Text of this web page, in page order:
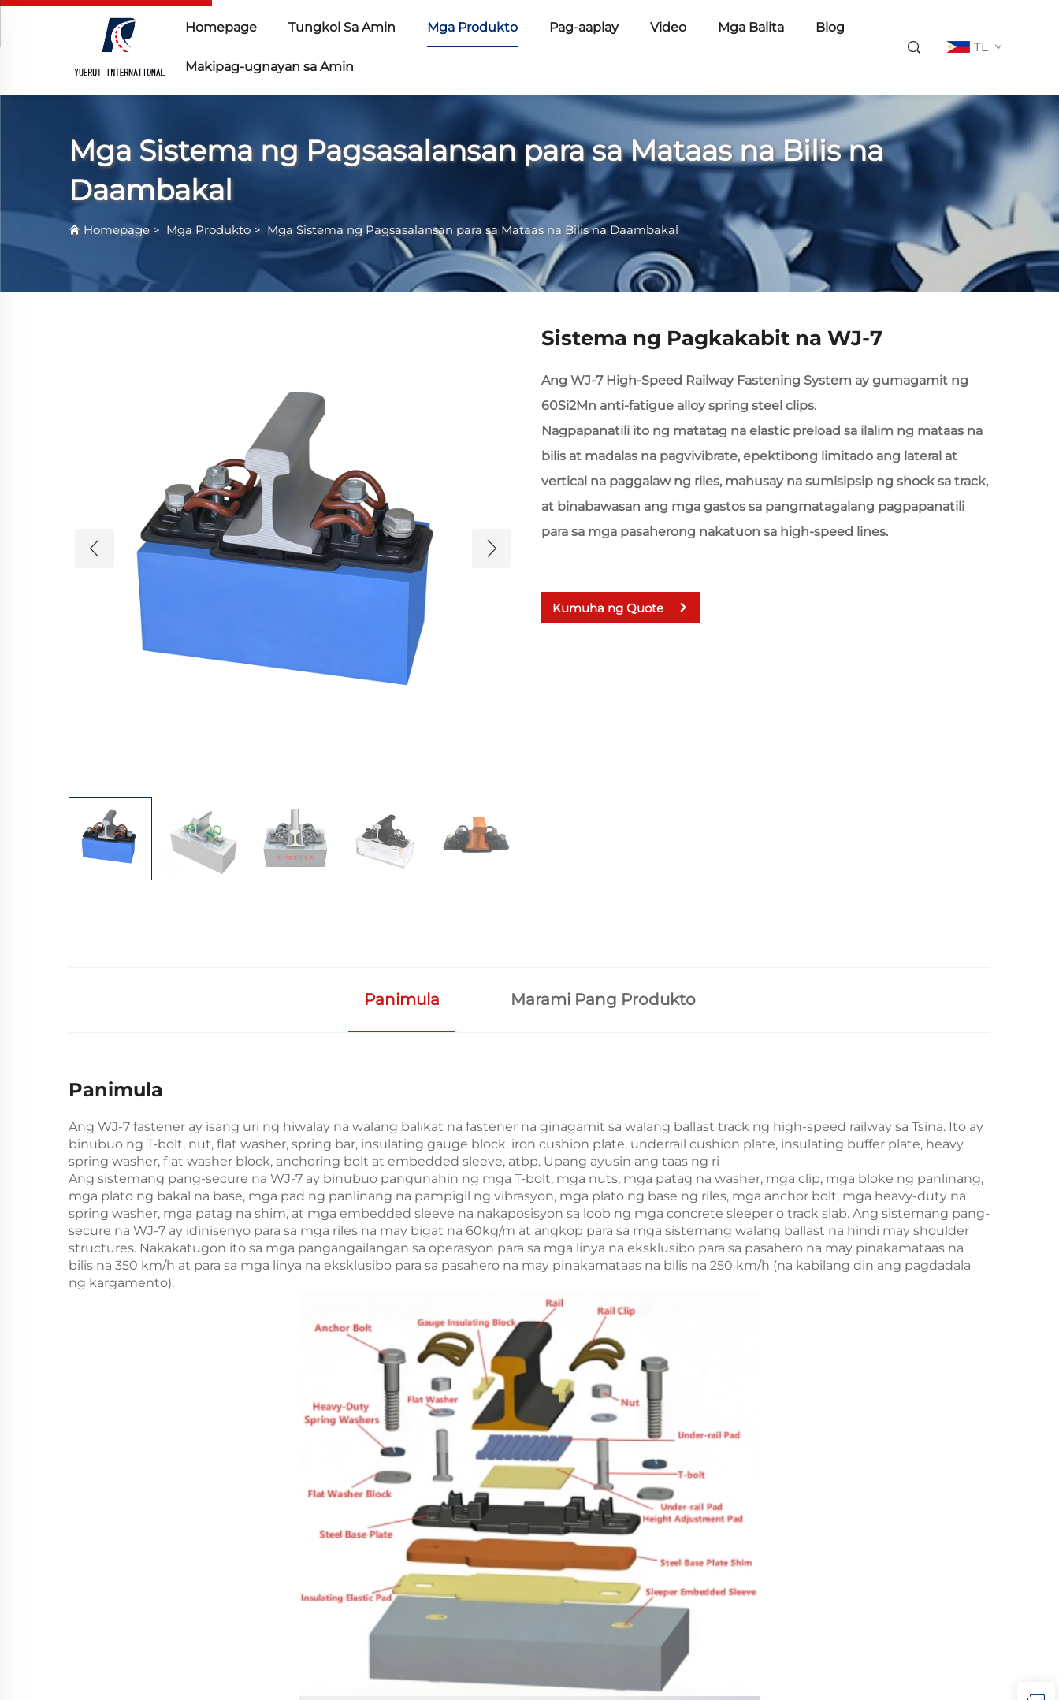
Homepage Tungkol Sa Amin Mga Produkto Pag-aaplay Video Mga Balita Blog
Makipag-ugnayan sa Amin
TL
Mga Sistema ng Pagsasalansan para sa Mataas na Bilis na
Daambakal
Homepage > Mga Produkto > Mga Sistema ng Pagsasalansan para sa Mataas na Bilis na Daambakal
Sistema ng Pagkakabit na WJ-7
Ang WJ-7 High-Speed Railway Fastening System ay gumagamit ng
60Si2Mn anti-fatigue alloy spring steel clips.
Nagpapanatili ito ng matatag na elastic preload sa ilalim ng mataas na
bilis at madalas na pagvivibrate, epektibong limitado ang lateral at
vertical na paggalaw ng riles, mahusay na sumisipsip ng shock sa track,
at binabawasan ang mga gastos sa pangmatagalang pagpapanatili
para sa mga pasaherong nakatuon sa high-speed lines.
Kumuha ng Quote
Panimula Marami Pang Produkto
Panimula
Ang WJ-7 fastener ay isang uri ng hiwalay na walang balikat na fastener na ginagamit sa walang ballast track ng high-speed railway sa Tsina. Ito ay
binubuo ng T-bolt, nut, flat washer, spring bar, insulating gauge block, iron cushion plate, underrail cushion plate, insulating buffer plate, heavy
spring washer, flat washer block, anchoring bolt at embedded sleeve, atbp. Upang ayusin ang taas ng ri
Ang sistemang pang-secure na WJ-7 ay binubuo pangunahin ng mga T-bolt, mga nuts, mga patag na washer, mga clip, mga bloke ng panlinang,
mga plato ng bakal na base, mga pad ng panlinang na pampigil ng vibrasyon, mga plato ng base ng riles, mga anchor bolt, mga heavy-duty na
spring washer, mga patag na shim, at mga embedded sleeve na nakaposisyon sa loob ng mga concrete sleeper o track slab. Ang sistemang pang-
secure na WJ-7 ay idinisenyo para sa mga riles na may bigat na 60kg/m at angkop para sa mga sistemang walang ballast na hindi may shoulder
structures. Nakakatugon ito sa mga pangangailangan sa operasyon para sa mga linya na eksklusibo para sa pasahero na may pinakamataas na
bilis na 350 km/h at para sa mga linya na eksklusibo para sa pasahero na may pinakamataas na bilis na 250 km/h (na kabilang din ang pagdadala
ng kargamento).